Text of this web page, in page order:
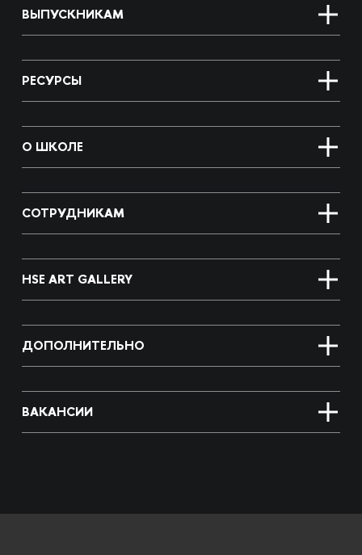
ВЫПУСКНИКАМ
РЕСУРСЫ
О ШКОЛЕ
СОТРУДНИКАМ
HSE ART GALLERY
ДОПОЛНИТЕЛЬНО
ВАКАНСИИ